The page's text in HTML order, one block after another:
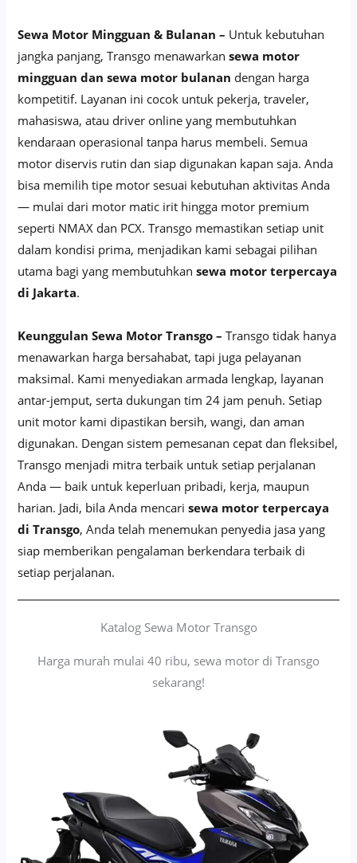
Sewa Motor Mingguan & Bulanan – Untuk kebutuhan
jangka panjang, Transgo menawarkansewa motor
mingguan dan sewa motor bulanan dengan harga
kompetitif. Layanan ini cocok untuk pekerja, traveler,
mahasiswa, atau driver online yang membutuhkan
kendaraan operasional tanpa harus membeli. Semua
motor diservis rutin dan siap digunakan kapan saja. Anda
bisa memilih tipe motor sesuai kebutuhan aktivitas Anda
— mulai dari motor matic irit hingga motor premium
seperti NMAX dan PCX. Transgo memastikan setiap unit
dalam kondisi prima, menjadikan kami sebagai pilihan
utama bagi yang membutuhkansewa motor terpercaya
di Jakarta.
Keunggulan Sewa Motor Transgo – Transgo tidak hanya
menawarkan harga bersahabat, tapi juga pelayanan
maksimal. Kami menyediakan armada lengkap, layanan
antar-jemput, serta dukungan tim 24 jam penuh. Setiap
unit motor kami dipastikan bersih, wangi, dan aman
digunakan. Dengan sistem pemesanan cepat dan fleksibel,
Transgo menjadi mitra terbaik untuk setiap perjalanan
Anda — baik untuk keperluan pribadi, kerja, maupun
harian. Jadi, bila Anda mencarisewa motor terpercaya
di Transgo, Anda telah menemukan penyedia jasa yang
siap memberikan pengalaman berkendara terbaik di
setiap perjalanan.
Katalog Sewa Motor Transgo
Harga murah mulai 40 ribu, sewa motor di Transgo
sekarang!